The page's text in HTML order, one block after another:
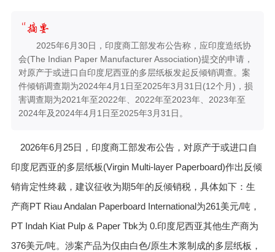
2025年6月30日，印度商工部发布公告称，应印度造纸协
会(The Indian Paper Manufacturer Association)提交的申请，
对原产于或进口自印度尼西亚的多层纸板发起反倾销调查。案
件倾销调查期为2024年4月1日至2025年3月31日(12个月)，损
害调查期为2021年至2022年、2022年至2023年、2023年至
2024年及2024年4月1日至2025年3月31日。
2026年6月25日，印度商工部发布公告，对原产于或进口自
印度尼西亚的多层纸板(Virgin Multi-layer Paperboard)作出反倾
销肯定性终裁，建议征收为期5年的反倾销税，具体如下：生
产商PT Riau Andalan Paperboard International为261美元/吨，
PT Indah Kiat Pulp & Paper Tbk为 0.印度尼西亚其他生产商为
376美元/吨。涉案产品为‌仅由白色/原生木浆制成的多层纸板‌，